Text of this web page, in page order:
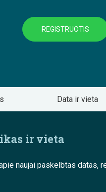
REGISTRUOTIS
Data ir vieta
ir vieta
naujai paskelbtas datas,